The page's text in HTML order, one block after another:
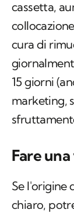
cassetta,
cura di
15 giorni
marketing,
Fare
Se l'origine
chiaro,